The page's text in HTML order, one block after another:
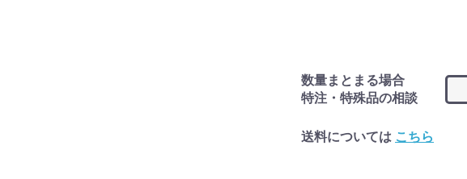
数量まとまる場合
特注・特殊品の相談
送料については こちら